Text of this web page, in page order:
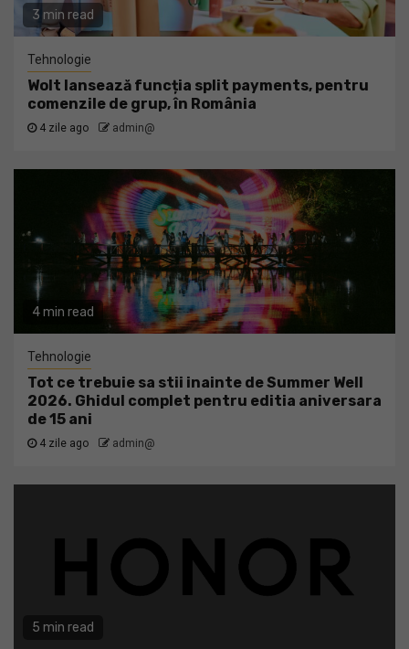
3 min read
Tehnologie
Wolt lansează funcția split payments, pentru
comenzile de grup, în România
4 zile ago admin@
4 min read
Tehnologie
Tot ce trebuie sa stii inainte de Summer Well
2026. Ghidul complet pentru editia aniversara
de 15 ani
4 zile ago admin@
5 min read